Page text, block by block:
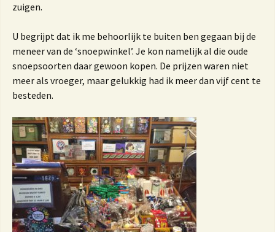
zuigen.
U begrijpt dat ik me behoorlijk te buiten ben gegaan bij de
meneer van de ‘snoepwinkel’. Je kon namelijk al die oude
snoepsoorten daar gewoon kopen. De prijzen waren niet
meer als vroeger, maar gelukkig had ik meer dan vijf cent te
besteden.